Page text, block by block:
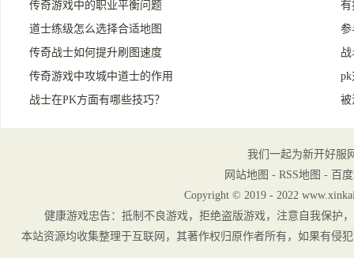
传奇游戏中的职业平衡问题
有
道士练级怎么选择合适地图
参
传奇战士如何提升刷图速度
传奇游戏中攻城中道士的作用
战士在PK方面有哪些技巧？
被
我们一起为新开好服
网站地图 - RSS地图 - 百
Copyright © 2019 - 2022
健康游戏忠告：抵制不良游戏，拒绝盗版游戏，注意自我保护
本站资源均收集整理于互联网，其著作权归原作者所有，如果有侵